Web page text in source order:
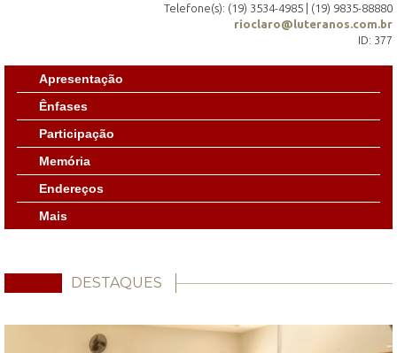
Telefone(s): (19) 3534-4985 | (19) 9835-88880
rioclaro@luteranos.com.br
ID: 377
Apresentação
Ênfases
Participação
Memória
Endereços
Mais
DESTAQUES